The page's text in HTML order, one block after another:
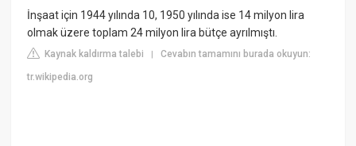
İnşaat için 1944 yılında 10, 1950 yılında ise 14 milyon lira
olmak üzere toplam 24 milyon lira bütçe ayrılmıştı.
Kaynak kaldırma talebi |Cevabın tamamını burada okuyun:
tr.wikipedia.org